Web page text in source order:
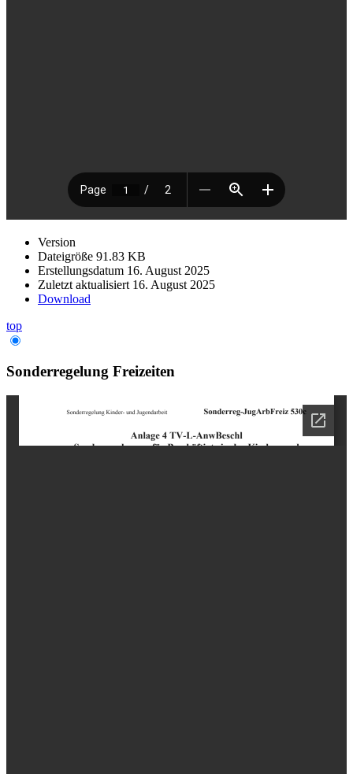
Version
Dateigröße 91.83 KB
Erstellungsdatum 16. August 2025
Zuletzt aktualisiert 16. August 2025
Download
top
Sonderregelung Freizeiten